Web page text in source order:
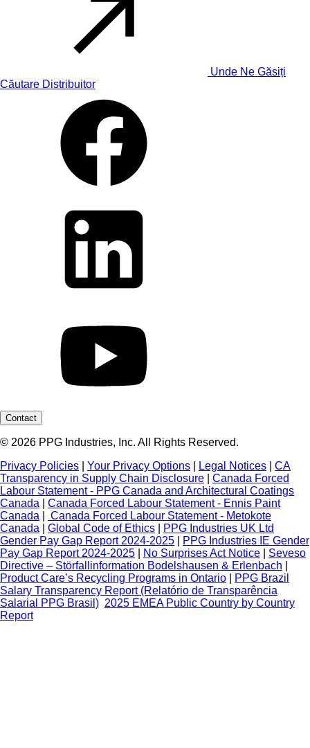
Unde Ne Găsiți
Căutare Distribuitor
Contact
© 2026 PPG Industries, Inc. All Rights Reserved.
Privacy Policies
Your Privacy Options Legal Notices
CA
Transparency in Supply Chain Disclosure
Canada Forced
Labour Statement - PPG Canada and Architectural Coatings
Canada
Canada Forced Labour Statement - Ennis Paint
Canada
Canada Forced Labour Statement - Metokote
Canada
Global Code of Ethics
PPG Industries UK Ltd
Gender Pay Gap Report 2024-2025
PPG Industries IE Gender
Pay Gap Report 2024-2025
No Surprises Act Notice
Seveso
Directive – Störfallinformation Bodelshausen & Erlenbach
Product Care’s Recycling Programs in Ontario
PPG Brazil
Salary Transparency Report (Relatório de Transparência
Salarial PPG Brasil) 2025 EMEA Public Country by Country
Report